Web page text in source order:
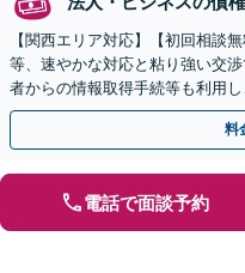
【関西エリア対応】【初回相談
等、速やかな対応と粘り強い交
者からの情報取得手続等も利用
よう尽力します【フリーランス
料
電話で面談予約